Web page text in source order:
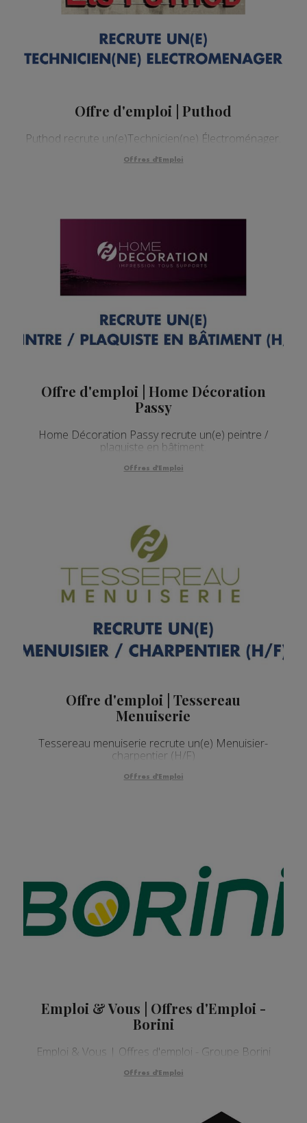
Offre d'emploi | Puthod
Puthod recrute un(e)Technicien(ne) Électroménager.
Offres d'Emploi
Offre d'emploi | Home Décoration
Passy
Home Décoration Passy recrute un(e) peintre /
plaquiste en bâtiment.
Offres d'Emploi
Offre d'emploi | Tessereau
Menuiserie
Tessereau menuiserie recrute un(e) Menuisier-
charpentier (H/F)
Offres d'Emploi
Emploi & Vous | Offres d'Emploi -
Borini
Emploi & Vous | Offres d'emploi - Groupe Borini
Offres d'Emploi